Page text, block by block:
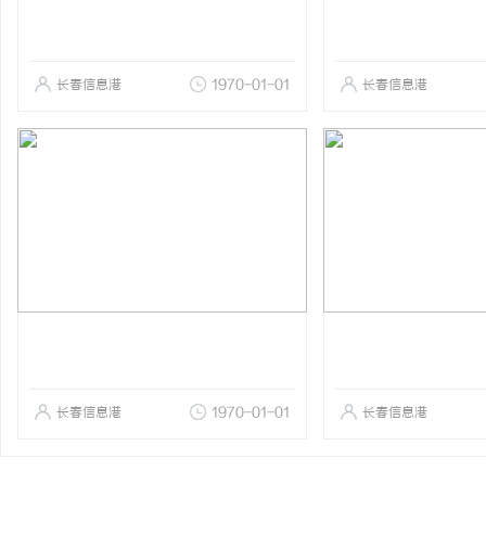
长春信息港 1970-01-01 长春信息港
长春信息港 1970-01-01 长春信息港